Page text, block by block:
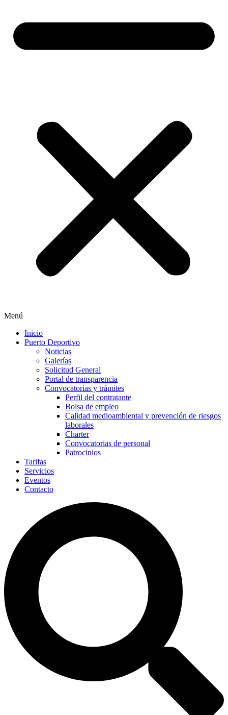
Menú
Inicio
Puerto Deportivo
Noticias
Galerías
Solicitud General
Portal de transparencia
Convocatorias y trámites
Perfil del contratante
Bolsa de empleo
Calidad medioambiental y prevención de riesgos
laborales
Charter
Convocatorias de personal
Patrocinios
Tarifas
Servicios
Eventos
Contacto